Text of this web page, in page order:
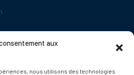
aux
nous utilisons des technologies